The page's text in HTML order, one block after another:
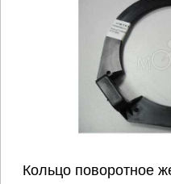
Кольцо поворотное